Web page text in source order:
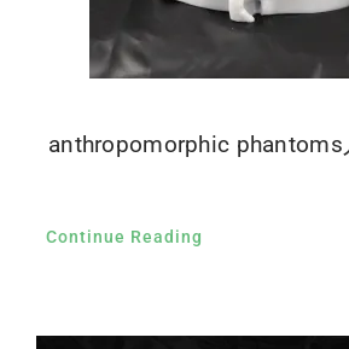
anthropomorphic phantoms
Continue Reading